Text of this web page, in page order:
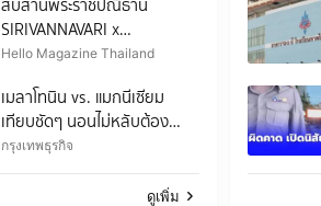
สืบสานพระราชปณิธาน
SIRIVANNAVARI x
ICONCRAFT เปิดตัวกระเป๋าผ้า
2026
Hello Magazine Thailand
เมลาโทนิน vs. แมกนีเซียม
เทียบชัดๆ นอนไม่หลับต้อง
เลือกตัวไหน?
กรุงเทพธุรกิจ
ดูเพิ่ม